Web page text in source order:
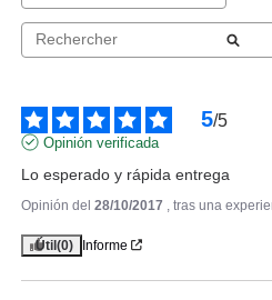
VERSACE
5/5
Opinión verificada
Lo esperado y rápida entrega
Opinión del 28/10/2017 , tras una
Útil (0) Informe